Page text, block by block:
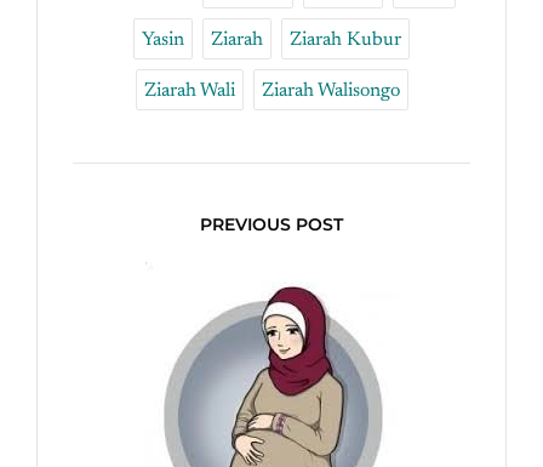
Yasin Ziarah Ziarah Kubur
Ziarah Wali Ziarah Walisongo
PREVIOUS POST